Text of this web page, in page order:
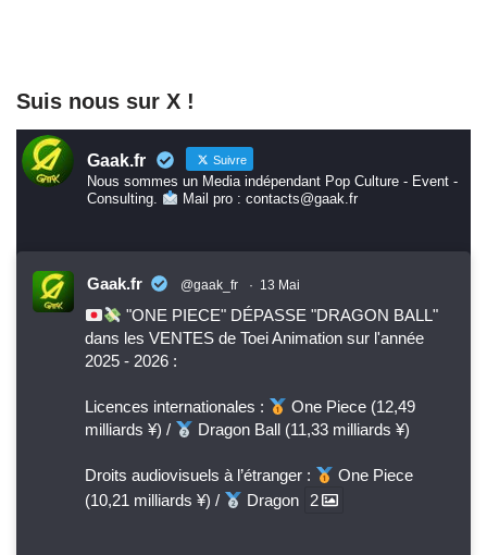
Suis nous sur X !
Gaak.fr Suivre
Nous sommes un Media indépendant Pop Culture - Event -
Consulting.
Mail pro : contacts@gaak.fr
Gaak.fr @gaak_fr · 13 Mai
"ONE PIECE" DÉPASSE "DRAGON BALL"
dans les VENTES de Toei Animation sur l'année
2025 - 2026 :
Licences internationales :
One Piece (12,49
milliards ¥) /
Dragon Ball (11,33 milliards ¥)
Droits audiovisuels à l’étranger :
One Piece
(10,21 milliards ¥) /
Dragon 2